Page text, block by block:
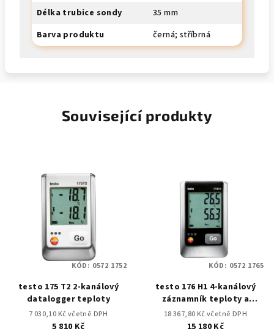
Délka trubice sondy
35 mm
Barva produktu
černá; stříbrná
Související produkty
testo 175 T2 2-kanálový
datalogger teploty
7 030,10 Kč včetně DPH
5 810 Kč
KÓD: 0572 1752
testo 176 H1 4-kanálový
záznamník teploty a
vlhkosti
18 367,80 Kč včetně DPH
15 180 Kč
KÓD: 0572 1765